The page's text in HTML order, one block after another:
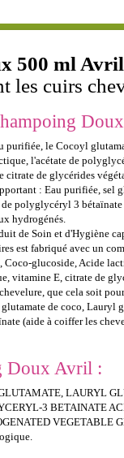
500 ml Avril
les cuirs
purifiée, le Cocoyl
l'acétate de
de glycérides
: Eau purifiée,
polyglycéryl 3
hydrogénés.
de Soin et d'Hygiène
est fabriqué avec un
glucoside, Acide
vitamine E, citrate de
que cela soit
glutamate de coco,
(aide à coiffer les
Doux Avril :
LAURYL
3 BETAINATE
VEGETABLE